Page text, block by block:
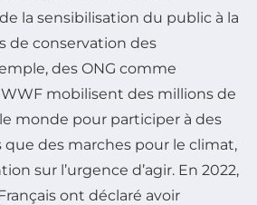
la sensibilisation du public à la
de conservation des
des ONG comme
mobilisent des millions de
monde pour participer à des
des marches pour le climat,
sur l’urgence d’agir. En 2022,
ont déclaré avoir